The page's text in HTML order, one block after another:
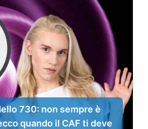
730: non sempre è
quando il CAF ti deve